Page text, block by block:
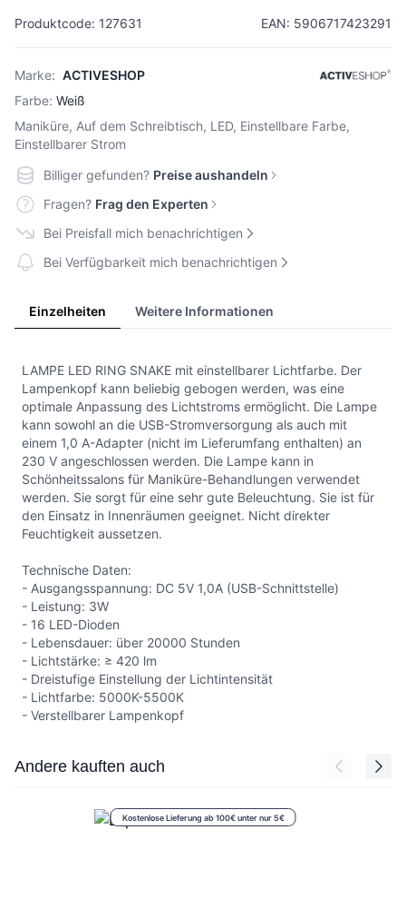
Produktcode: 127631 EAN: 5906717423291
Marke: ACTIVESHOP
Farbe: Weiß
Maniküre, Auf dem Schreibtisch, LED, Einstellbare Farbe,
Einstellbarer Strom
Billiger gefunden? Preise aushandeln
Fragen? Frag den Experten
Bei Preisfall mich benachrichtigen
Bei Verfügbarkeit mich benachrichtigen
Einzelheiten Weitere Informationen
LAMPE LED RING SNAKE mit einstellbarer Lichtfarbe. Der
Lampenkopf kann beliebig gebogen werden, was eine
optimale Anpassung des Lichtstroms ermöglicht. Die Lampe
kann sowohl an die USB-Stromversorgung als auch mit
einem 1,0 A-Adapter (nicht im Lieferumfang enthalten) an
230 V angeschlossen werden. Die Lampe kann in
Schönheitssalons für Maniküre-Behandlungen verwendet
werden. Sie sorgt für eine sehr gute Beleuchtung. Sie ist für
den Einsatz in Innenräumen geeignet. Nicht direkter
Feuchtigkeit aussetzen.
Technische Daten:
- Ausgangsspannung: DC 5V 1,0A (USB-Schnittstelle)
- Leistung: 3W
- 16 LED-Dioden
- Lebensdauer: über 20000 Stunden
- Lichtstärke: ≥ 420 lm
- Dreistufige Einstellung der Lichtintensität
- Lichtfarbe: 5000K-5500K
- Verstellbarer Lampenkopf
Press to skip carousel
Andere kauften auch
Kostenlose Lieferung ab 100€ unter nur 5€